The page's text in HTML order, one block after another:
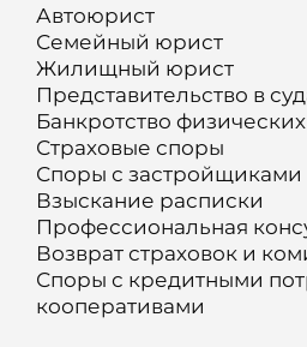
Автоюрист
Семейный юрист
Жилищный юрист
Представительство в
Банкротство
Страховые споры
Споры с застройщиками
Взыскание расписки
Профессиональная
Возврат страховок и
Споры с кредитными
кооперативами